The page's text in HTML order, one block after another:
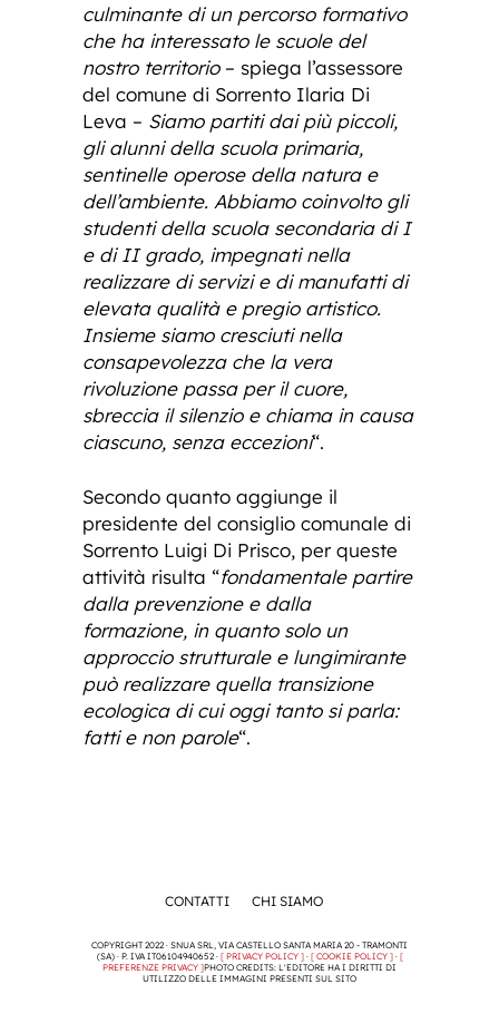
culminante di un percorso formativo
che ha interessato le scuole del
nostro territorio– spiega l’assessore
del comune di Sorrento Ilaria Di
Leva – Siamo partiti dai più piccoli,
gli alunni della scuola primaria,
sentinelle operose della natura e
dell’ambiente. Abbiamo coinvolto gli
studenti della scuola secondaria di I
e di II grado, impegnati nella
realizzare di servizi e di manufatti di
elevata qualità e pregio artistico.
Insieme siamo cresciuti nella
consapevolezza che la vera
rivoluzione passa per il cuore,
sbreccia il silenzio e chiama in causa
ciascuno, senza eccezioni“.
Secondo quanto aggiunge il
presidente del consiglio comunale di
Sorrento Luigi Di Prisco, per queste
attività risulta “fondamentale partire
dalla prevenzione e dalla
formazione, in quanto solo un
approccio strutturale e lungimirante
può realizzare quella transizione
ecologica di cui oggi tanto si parla:
fatti e non parole“.
CONTATTI CHI SIAMO
COPYRIGHT 2022 · SNUA SRL, VIA CASTELLO SANTA MARIA 20 - TRAMONTI
(SA) · P. IVA IT06104940652 · [ PRIVACY POLICY ]· [ COOKIE POLICY ]· [
PREFERENZE PRIVACY ]PHOTO CREDITS: L'EDITORE HA I DIRITTI DI
UTILIZZO DELLE IMMAGINI PRESENTI SUL SITO